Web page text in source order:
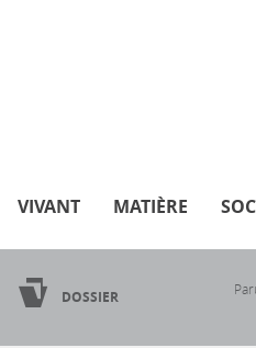
VIVANT MATIÈRE
DOSSIER